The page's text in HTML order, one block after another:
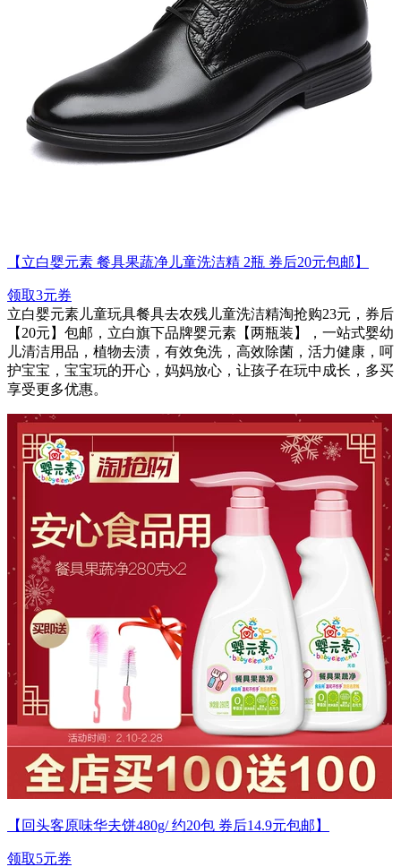
【立白婴元素 餐具果蔬净儿童洗洁精 2瓶 券后20元包邮】
领取3元券
立白婴元素儿童玩具餐具去农残儿童洗洁精淘抢购23元，券后
【20元】包邮，立白旗下品牌婴元素【两瓶装】，一站式婴幼
儿清洁用品，植物去渍，有效免洗，高效除菌，活力健康，呵
护宝宝，宝宝玩的开心，妈妈放心，让孩子在玩中成长，多买
享受更多优惠。
【回头客原味华夫饼480g/ 约20包 券后14.9元包邮】
领取5元券